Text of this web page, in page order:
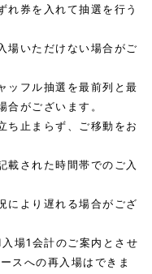
れ券を入れて抽選を行う
場いただけない場合がご
ッフル抽選を最前列と最
がございます。
ち止まらず、ご移動をお
載された時間帯でのご入
により遅れる場合がござ
場1会計のご案内とさせ
スへの再入場はできま